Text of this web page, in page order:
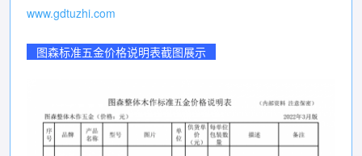
www.gdtuzhi.com
图森标准五金价格说明表截图展示